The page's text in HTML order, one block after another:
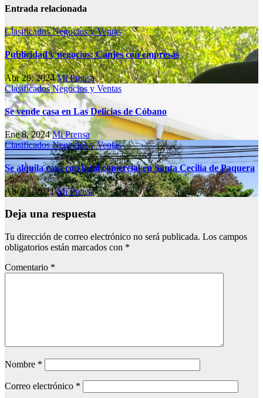
Entrada relacionada
ClasificadosNegocios y Ventas
Publicidad y negocios: Canjes con empresas
Abr 28, 2024Mi Prensa
ClasificadosNegocios y Ventas
Se vende casa en Las Delicias de Cóbano
Ene 8, 2024Mi Prensa
ClasificadosNegocios y Ventas
Se alquila casa con local comercial en Santa Cecilia de Paquera
Abr 21, 2021Mi Prensa
Deja una respuesta
Tu dirección de correo electrónico no será publicada. Los campos
obligatorios están marcados con *
Comentario *
Nombre *
Correo electrónico *